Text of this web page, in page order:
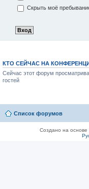
Скрыть моё
КТО СЕЙЧАС НА
Сейчас этот форум
гостей
Список форумов
Создано на основе